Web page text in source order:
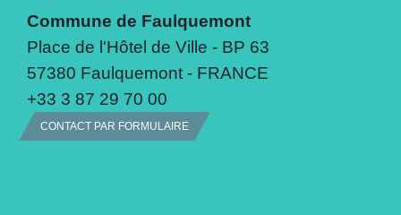
Commune de Faulquemont
Place de l'Hôtel de Ville - BP 63
57380 Faulquemont - FRANCE
+33 3 87 29 70 00
CONTACT PAR FORMULAIRE